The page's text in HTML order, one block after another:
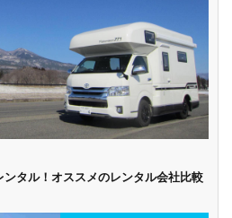
多言語対応 年末年始営業
カー預かりあ
り
カード支払い可
カップル向き ファミリー向き
タル！オススメのレンタル会社比較